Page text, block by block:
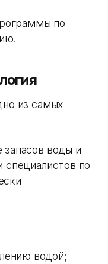
по
из самых
воды и
специалистов по
водой;